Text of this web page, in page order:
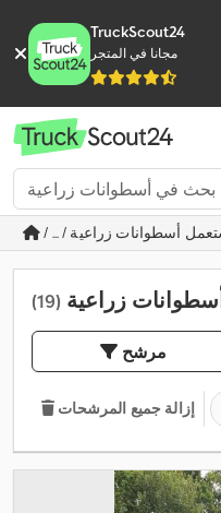
TruckScout24
مجانا في المتجر
زراعية (19)
مرشح
إزالة جميع المرشحات